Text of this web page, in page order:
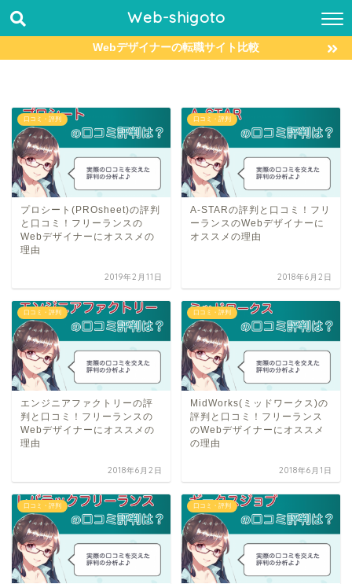
Web-shigoto
Webデザイナーの転職サイト比較
口コミ・評判
プロシート(PROsheet)の評判
と口コミ！フリーランスの
Webデザイナーにオススメの
理由
2019年2月11日
口コミ・評判
A-STARの評判と口コミ！フリ
ーランスのWebデザイナーに
オススメの理由
2018年6月2日
口コミ・評判
エンジニアファクトリーの評
判と口コミ！フリーランスの
Webデザイナーにオススメの
理由
2018年6月2日
口コミ・評判
MidWorks(ミッドワークス)の
評判と口コミ！フリーランス
のWebデザイナーにオススメ
の理由
2018年6月1日
口コミ・評判 口コミ・評判